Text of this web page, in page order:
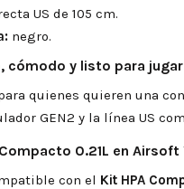
US de 105 cm.
negro.
cómodo y listo para jugar
quienes quieren una
GEN2 y la línea US
0.21L en Airsoft
con el Kit HPA